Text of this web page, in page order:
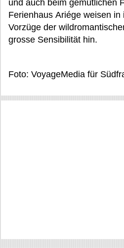
und auch beim gemütlichen
Ferienhaus Ariége weisen
Vorzüge der
grosse Sensibilität hin.
Foto: VoyageMedia für